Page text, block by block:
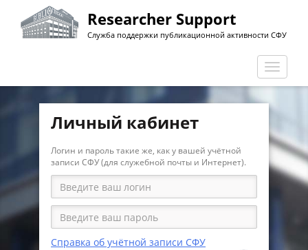
Перейти
основному
Researcher Support
Служба поддержки публикационной активности СФУ
Личный кабинет
Логин и пароль такие же, как у вашей учётной
записи СФУ (для служебной почты и Интернет).
Справка об учётной записи СФУ